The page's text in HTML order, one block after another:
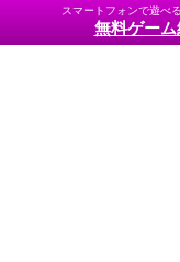
スマートフォンで遊べ
無料ゲーム